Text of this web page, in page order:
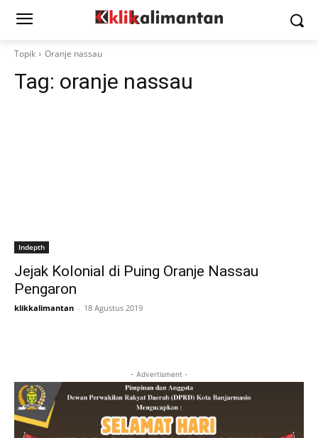
Topik Oranje nassau
Tag: oranje nassau
Indepth
Jejak Kolonial di Puing Oranje Nassau
Pengaron
klikkalimantan - 18 Agustus 2019
- Advertisment -